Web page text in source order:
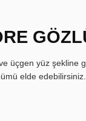
üçgen yüz şekline
elde edebilirsiniz.